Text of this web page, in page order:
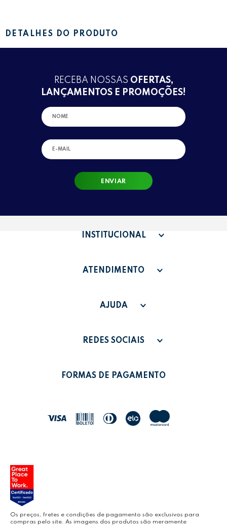
DETALHES DO PRODUTO
RECEBA NOSSAS OFERTAS,
LANÇAMENTOS E PROMOÇÕES!
ENVIAR
INSTITUCIONAL
QUEM SOMOS
FAQ
ATENDIMENTO
SAC - SAC@GRUPOLEONORA.COM.BR
MINHA CONTA
AJUDA
PAGAMENTO
POLÍTICA DE TROCAS
REDES SOCIAIS
FORMAS DE PAGAMENTO
Os preços, fretes e condições de pagamento são exclusivos para
compras pelo site. As imagens dos produtos são meramente